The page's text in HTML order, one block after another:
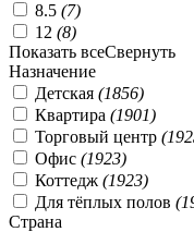
8.5 (7)
12 (8)
Показать всеСвернуть
Назначение
Детская (1856)
Квартира (1901)
Торговый центр (
Офис (1923)
Коттедж (1923)
Для тёплых полов (
Страна